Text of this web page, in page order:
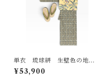
単衣 琉球絣 生壁色の地
お洒落な格子 裄丈 63.5㎝
K7104
¥53,900